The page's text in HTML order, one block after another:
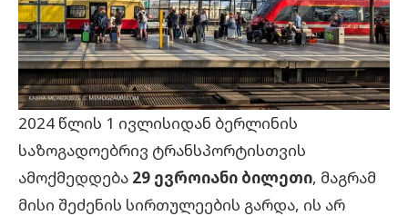
2024 წლის 1 ივლისიდან ბერლინის
საზოგადოებრივ ტრანსპორტისთვის
ამოქმედდება 29 ევროიანი ბილეთი, მაგრამ
მისი შეძენის სირთულეების გარდა, ის არ